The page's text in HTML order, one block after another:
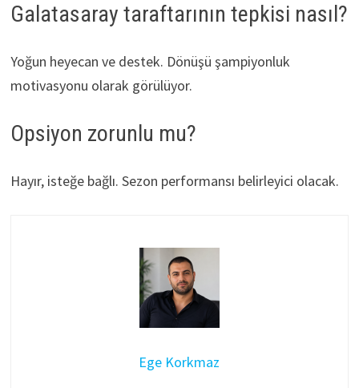
Galatasaray taraftarının tepkisi nasıl?
Yoğun heyecan ve destek. Dönüşü şampiyonluk
motivasyonu olarak görülüyor.
Opsiyon zorunlu mu?
Hayır, isteğe bağlı. Sezon performansı belirleyici olacak.
Ege Korkmaz